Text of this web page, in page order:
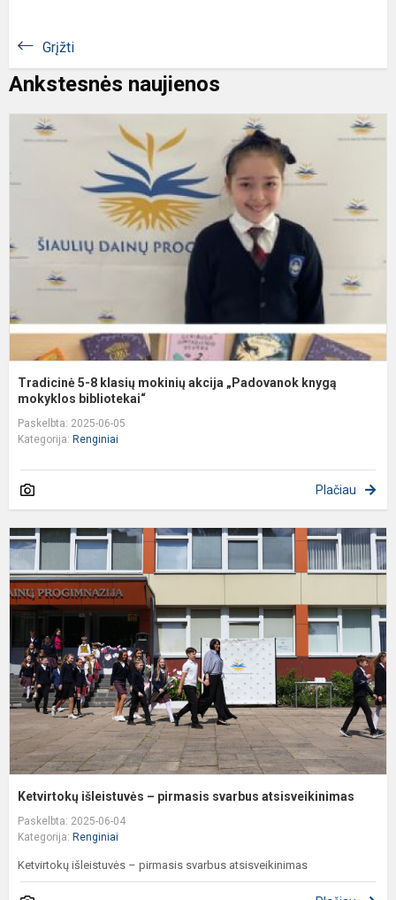
Grįžti
Ankstesnės naujienos
Tradicinė 5-8 klasių mokinių akcija „Padovanok knygą
mokyklos bibliotekai“
Paskelbta: 2025-06-05
Kategorija: Renginiai
Plačiau
Ketvirtokų išleistuvės – pirmasis svarbus atsisveikinimas
Paskelbta: 2025-06-04
Kategorija: Renginiai
Ketvirtokų išleistuvės – pirmasis svarbus atsisveikinimas